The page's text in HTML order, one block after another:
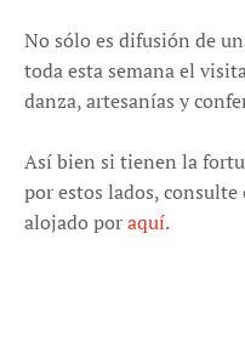
No sólo es difusión de
toda esta semana el
danza, artesanías y
Así bien si tienen la
por estos lados,
alojado poraquí.